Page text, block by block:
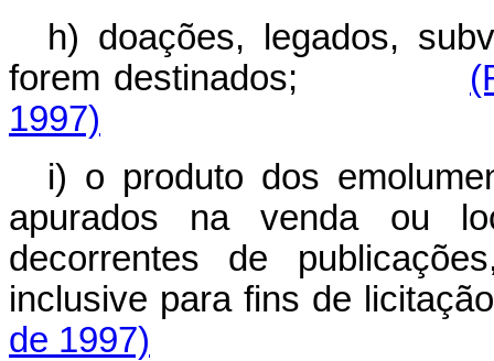
h) doações, legados,
forem destinados;
1997)
i) o produto dos
apurados na venda ou
decorrentes de
inclusive para fins de
de 1997)